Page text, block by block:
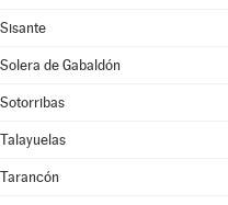
Sisante
Solera de Gabaldón
Sotorribas
Talayuelas
Tarancón